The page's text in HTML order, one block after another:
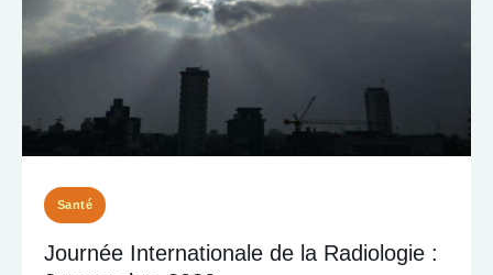
Santé
Journée Internationale de la Radiologie :